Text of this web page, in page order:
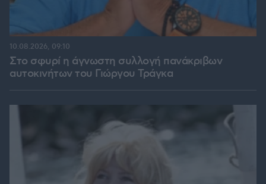
Στο σφυρί η άγνωστη συλλογή πανάκριβων
αυτοκινήτων του Γιώργου Τράγκα
10.08.2026, 09:10